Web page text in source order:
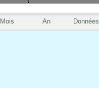
Mois An Données